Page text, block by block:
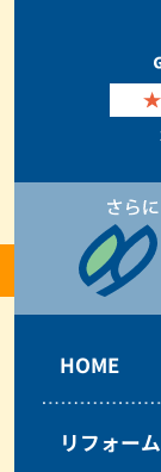
HOME
リフォー